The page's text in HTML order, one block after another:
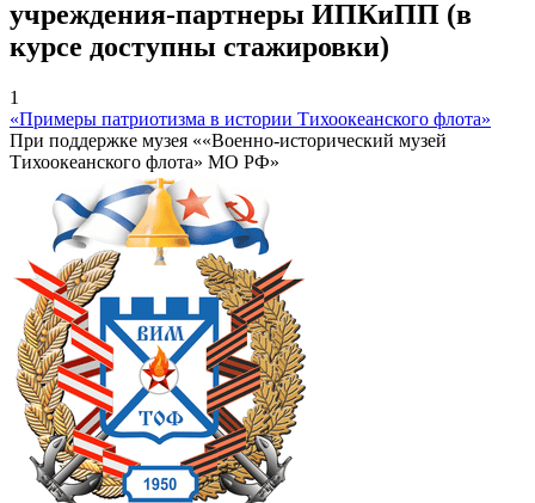
учреждения-партнеры ИПКиПП (в
курсе доступны стажировки)
1
«Примеры патриотизма в истории Тихоокеанского флота»
При поддержке музея ««Военно-исторический музей
Тихоокеанского флота» МО РФ»